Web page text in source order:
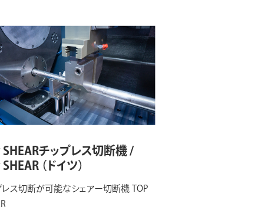
SHEARチップレス切断機 /
SHEAR （ドイツ）
レス切断が可能なシェアー切断機 TOP